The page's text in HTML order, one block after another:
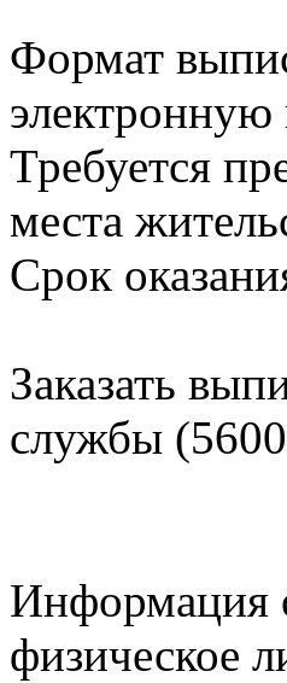
Формат
электронную
Требуется
места
Срок
Заказать
службы
Информация
физическое